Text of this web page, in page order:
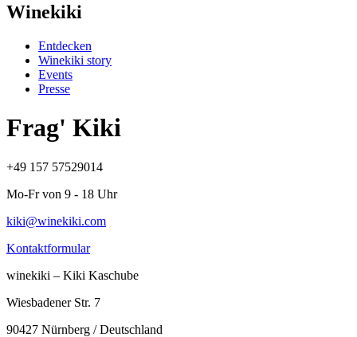
Winekiki
Entdecken
Winekiki story
Events
Presse
Frag' Kiki
+49 157 57529014
Mo-Fr von 9 - 18 Uhr
kiki@winekiki.com
Kontaktformular
winekiki – Kiki Kaschube
Wiesbadener Str. 7
90427 Nürnberg / Deutschland